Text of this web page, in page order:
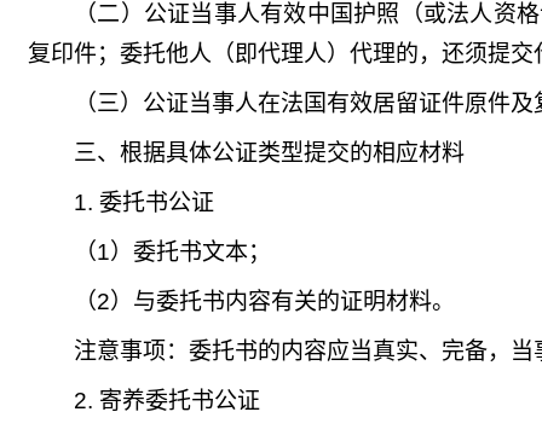
（二）公证当事人有效中国护照（或法人资
复印件；委托他人（即代理人）代理的，还须提
（三）公证当事人在法国有效居留证件原件及
三、根据具体公证类型提交的相应材料
1. 委托书公证
（1）委托书文本；
（2）与委托书内容有关的证明材料。
注意事项：委托书的内容应当真实、完备，
2. 寄养委托书公证